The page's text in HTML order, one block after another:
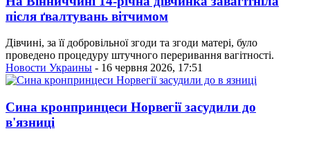
після ґвалтувань вітчимом
Дівчині, за її добровільної згоди та згоди матері, було
проведено процедуру штучного переривання вагітності.
Новости Украины - 16 червня 2026, 17:51
Сина кронпринцеси Норвегії засудили до
в'язниці